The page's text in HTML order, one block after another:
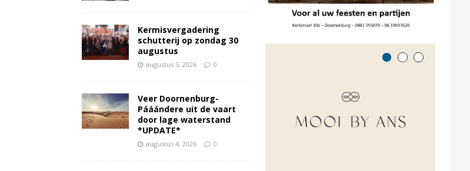
Kermisvergadering
schutterij op zondag 30
augustus
augustus 5, 2026 0
Veer Doornenburg-
Pááándere uit de vaart
door lage waterstand
*UPDATE*
augustus 4, 2026 0